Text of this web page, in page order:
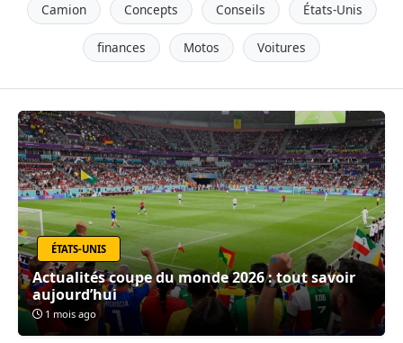
Camion Concepts Conseils États-Unis
finances Motos Voitures
ÉTATS-UNIS
Actualités coupe du monde 2026 : tout savoir
aujourd’hui
1 mois ago